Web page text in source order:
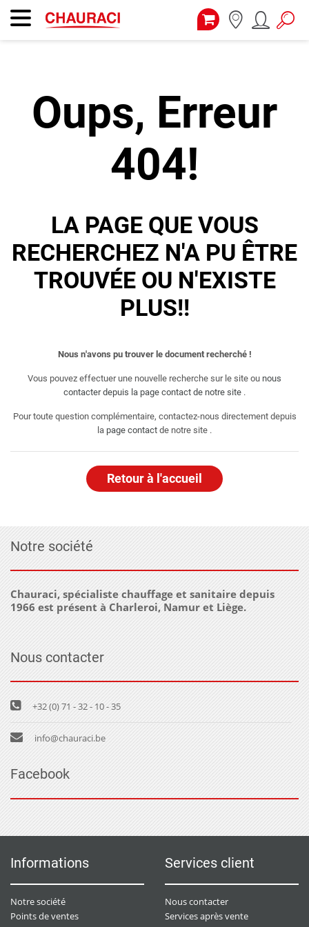
Oups, Erreur
404!
LA PAGE QUE VOUS
RECHERCHEZ N'A PU ÊTRE
TROUVÉE OU N'EXISTE
PLUS!!
Nous n'avons pu trouver le document recherché !
Vous pouvez effectuer une nouvelle recherche sur le site ou nous
contacter depuis la page contact de notre site .
Pour toute question complémentaire, contactez-nous directement depuis
la page contact de notre site .
Retour à l'accueil
Notre société
Chauraci, spécialiste chauffage et sanitaire depuis
1966 est présent à Charleroi, Namur et Liège.
Nous contacter
+32 (0) 71 - 32 - 10 - 35
info@chauraci.be
Facebook
Informations
Notre société
Points de ventes
Services client
Nous contacter
Services après vente